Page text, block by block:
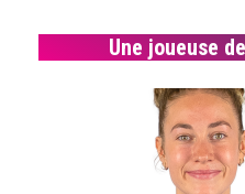
Une joueuse